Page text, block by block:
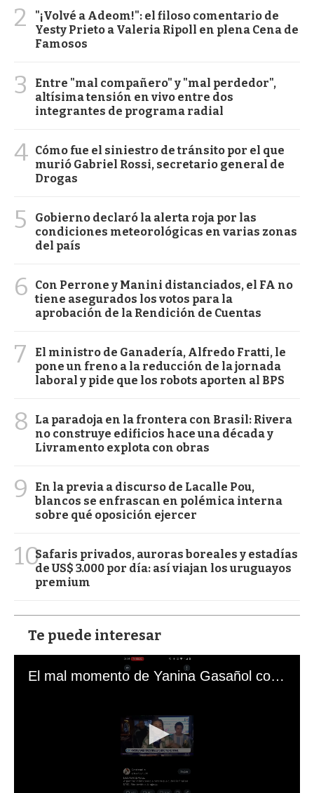
2
"¡Volvé a Adeom!": el filoso comentario de
Yesty Prieto a Valeria Ripoll en plena Cena de
Famosos
3
Entre "mal compañero" y "mal perdedor",
altísima tensión en vivo entre dos
integrantes de programa radial
4 Cómo fue el siniestro de tránsito por el que
murió Gabriel Rossi, secretario general de
Drogas
5
Gobierno declaró la alerta roja por las
condiciones meteorológicas en varias zonas
del país
6
Con Perrone y Manini distanciados, el FA no
tiene asegurados los votos para la
aprobación de la Rendición de Cuentas
7
El ministro de Ganadería, Alfredo Fratti, le
pone un freno a la reducción de la jornada
laboral y pide que los robots aporten al BPS
8
La paradoja en la frontera con Brasil: Rivera
no construye edificios hace una década y
Livramento explota con obras
9
En la previa a discurso de Lacalle Pou,
blancos se enfrascan en polémica interna
sobre qué oposición ejercer
10Safaris privados, auroras boreales y estadías
de US$ 3.000 por día: así viajan los uruguayos
premium
Te puede interesar
El mal momento de Yanina Gasañol con un hincha argentino en "Subrayado"